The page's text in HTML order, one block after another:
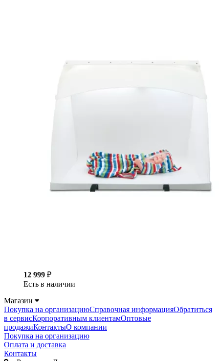
12 999 ₽
Есть в наличии
Магазин
Покупка на организациюСправочная информацияОбратиться
в сервисКорпоративным клиентамОптовые
продажиКонтактыО компании
Покупка на организацию
Оплата и доставка
Контакты